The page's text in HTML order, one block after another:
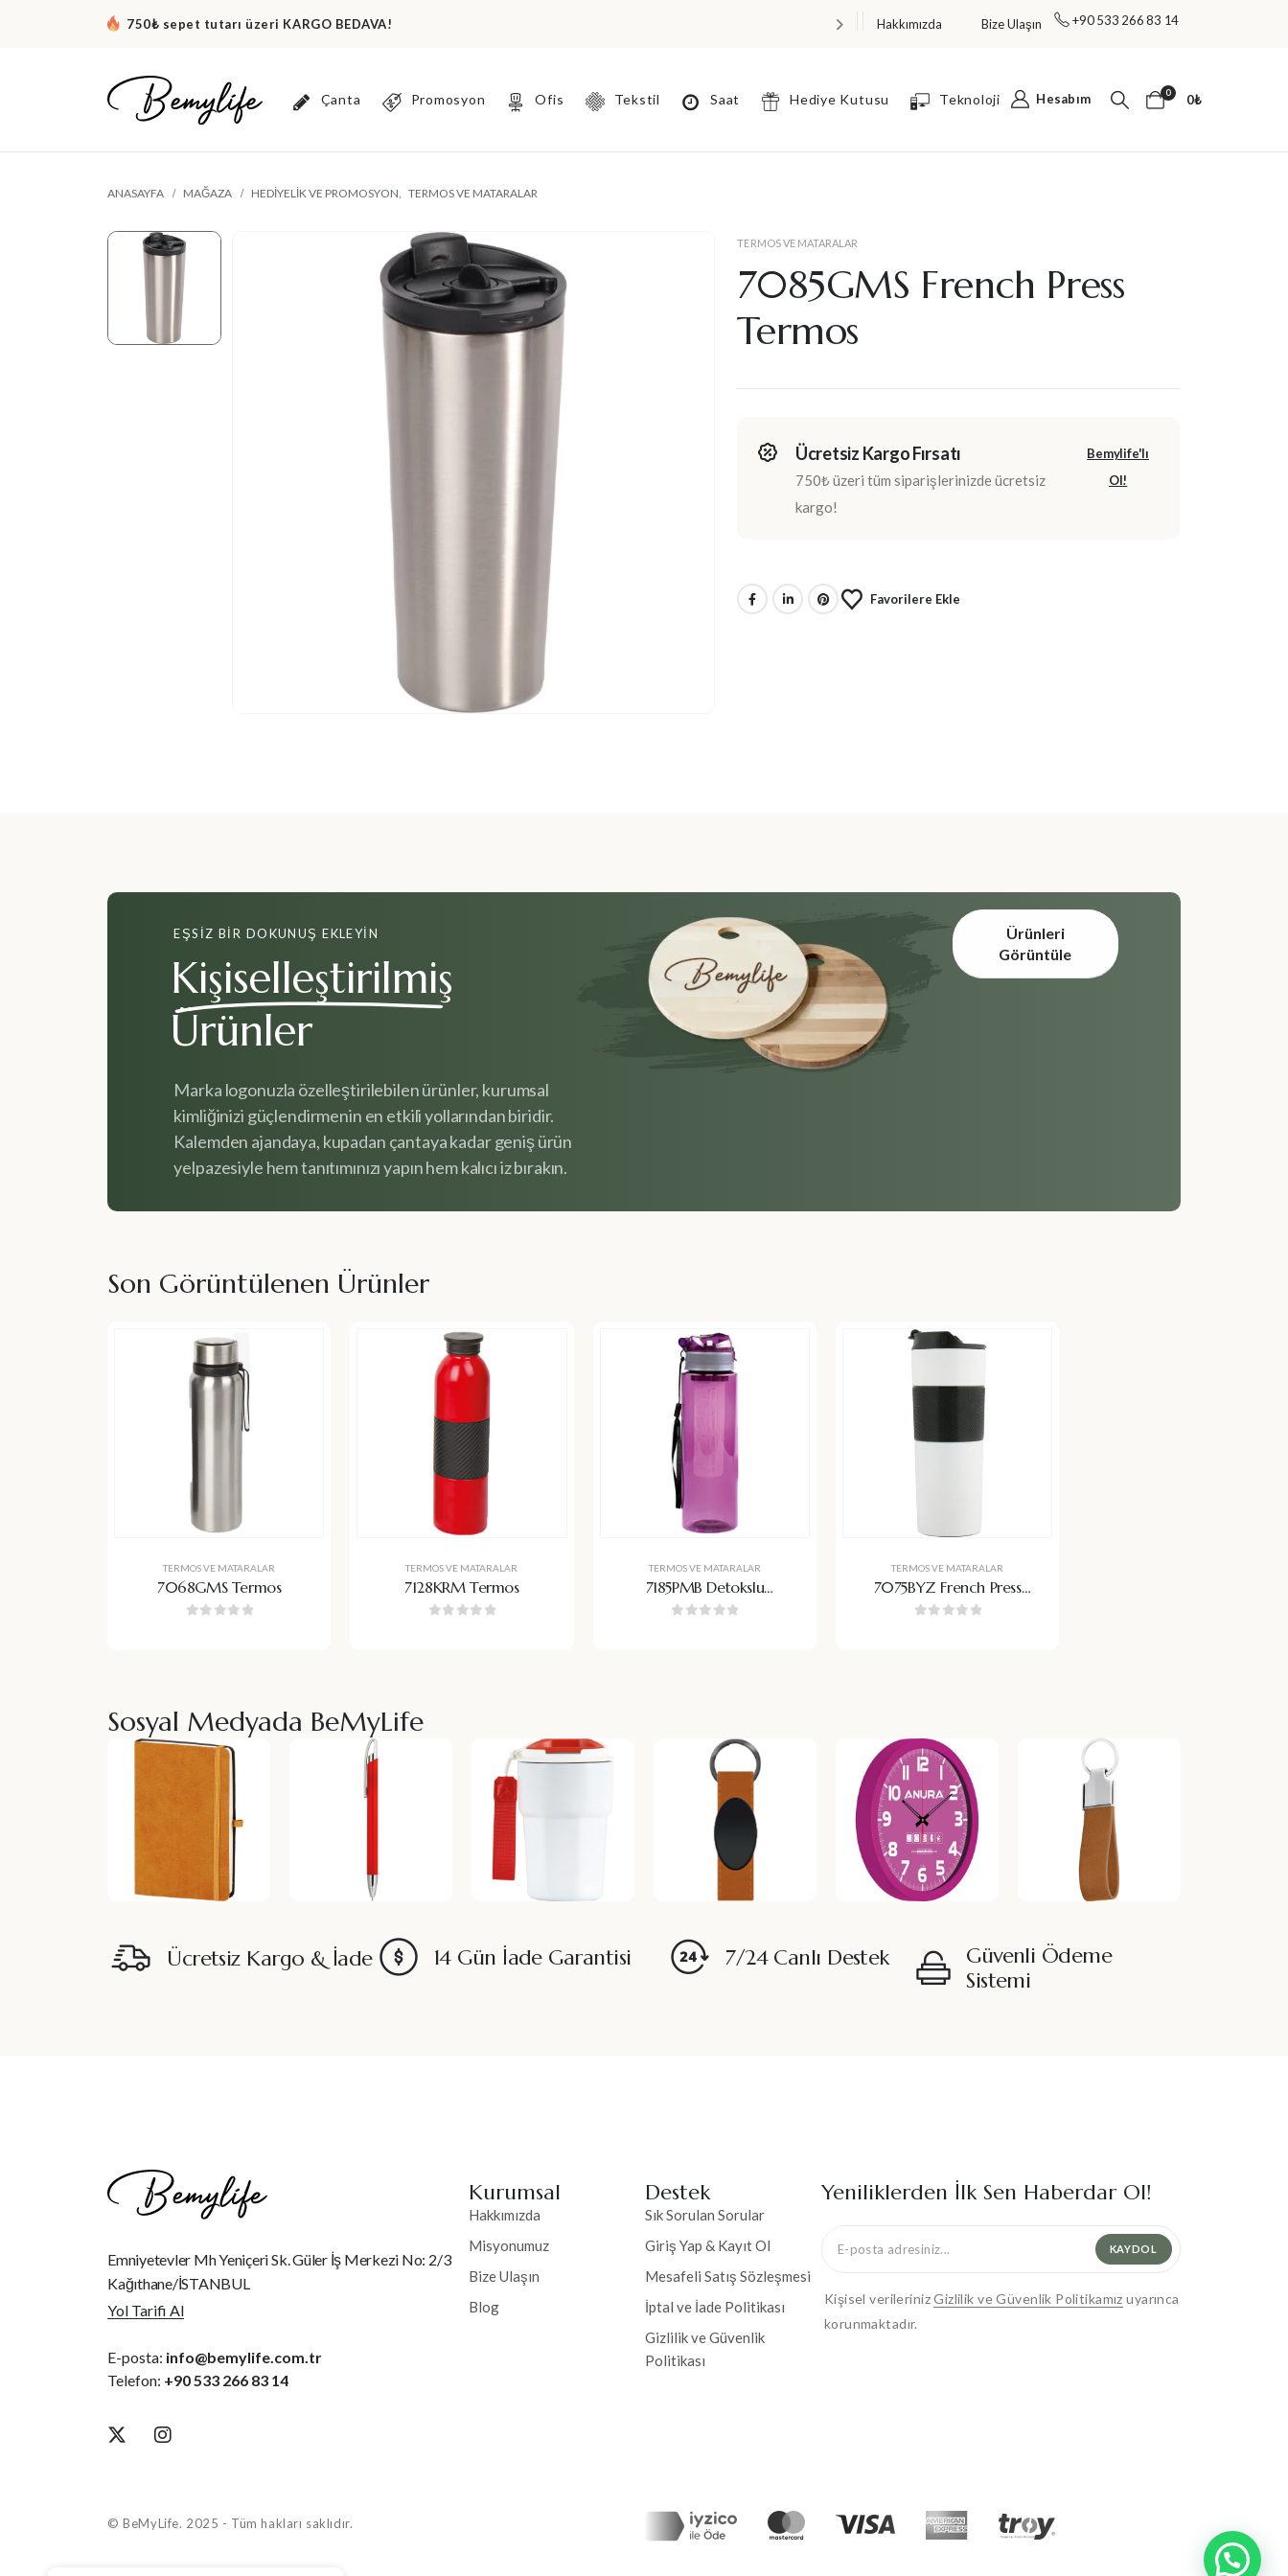
750₺ sepet tutarı üzeri KARGO BEDAVA! TÜM ÜRÜNLERDE %30 İNDİRİM FIRSATI!
Hakkımızda Bize Ulaşın +90 533 266 83 14
Çanta Promosyon Ofis Tekstil Saat Hediye Kutusu Teknoloji Hesabım 0 0₺
ANASAYFA MAĞAZA HEDIYELIK VE PROMOSYON TERMOS VE MATARALAR
TERMOS VE MATARALAR
7085GMS French Press
Termos
Ücretsiz Kargo Fırsatı
750₺ üzeri tüm siparişlerinizde ücretsiz
kargo!
Bemylife'lı
Ol!
Favorilere Ekle
EŞSIZ BIR DOKUNUŞ EKLEYIN
Kişiselleştirilmiş
Ürünler
Marka logonuzla özelleştirilebilen ürünler, kurumsal
kimliğinizi güçlendirmenin en etkili yollarından biridir.
Kalemden ajandaya, kupadan çantaya kadar geniş ürün
yelpazesiyle hem tanıtımınızı yapın hem kalıcı iz bırakın.
Ürünleri
Görüntüle
Son Görüntülenen Ürünler
TERMOS VE MATARALAR
7068GMS Termos
TERMOS VE MATARALAR
7128KRM Termos
TERMOS VE MATARALAR
7185PMB Detokslu
Matara
TERMOS VE MATARALAR
7075BYZ French Press
Termos
Sosyal Medyada BeMyLife
Ücretsiz Kargo & İade 14 Gün İade Garantisi 7/24 Canlı Destek
Güvenli Ödeme
Sistemi
Emniyetevler Mh Yeniçeri Sk. Güler İş Merkezi No: 2/3
Kağıthane/İSTANBUL
Yol Tarifi Al
E-posta: info@bemylife.com.tr
Telefon: +90 533 266 83 14
Kurumsal
Hakkımızda
Misyonumuz
Bize Ulaşın
Blog
Destek
Sık Sorulan Sorular
Giriş Yap & Kayıt Ol
Mesafeli Satış Sözleşmesi
İptal ve İade Politikası
Gizlilik ve Güvenlik
Politikası
Yeniliklerden İlk Sen Haberdar Ol!
KAYDOL
Kişisel verilerinizGizlilik ve Güvenlik Politikamız uyarınca
korunmaktadır.
© BeMyLife. 2025 - Tüm hakları saklıdır.